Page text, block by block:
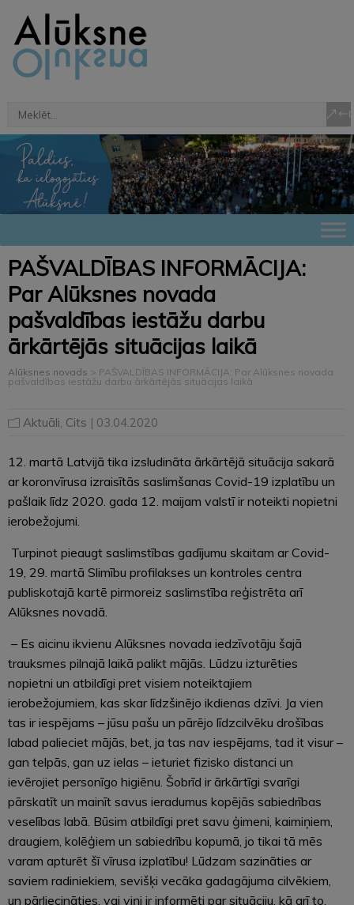
PAŠVALDĪBAS INFORMĀCIJA:
Par Alūksnes novada
pašvaldības iestāžu darbu
ārkārtējās situācijas laikā
Alūksnes novads > PAŠVALDĪBAS INFORMĀCIJA: Par Alūksnes novada
pašvaldības iestāžu darbu ārkārtējās situācijas laikā
Aktuāli Cits | 03.04.2020
12. martā Latvijā tika izsludināta ārkārtējā situācija sakarā
ar koronvīrusa izraisītās saslimšanas Covid-19 izplatību un
pašlaik līdz 2020. gada 12. maijam valstī ir noteikti nopietni
ierobežojumi.
Turpinot pieaugt saslimstības gadījumu skaitam ar Covid-
19, 29. martā Slimību profilakses un kontroles centra
publiskotajā kartē pirmoreiz saslimstība reģistrēta arī
Alūksnes novadā.
– Es aicinu ikvienu Alūksnes novada iedzīvotāju šajā
trauksmes pilnajā laikā palikt mājās. Lūdzu izturēties
nopietni un atbildīgi pret visiem noteiktajiem
ierobežojumiem, kas skar līdzšinējo ikdienas dzīvi. Ja vien
tas ir iespējams – jūsu pašu un pārējo līdzcilvēku drošības
labad palieciet mājās, bet, ja tas nav iespējams, tad it visur –
gan telpās, gan uz ielas – ieturiet fizisko distanci un
ievērojiet personīgo higiēnu. Šobrīd ir ārkārtīgi svarīgi
pārskatīt un mainīt savus ieradumus kopējās sabiedrības
veselības labā. Būsim atbildīgi pret savu ģimeni, kaimiņiem,
draugiem, kolēģiem un sabiedrību kopumā, jo tikai tā mēs
varam apturēt šī vīrusa izplatību! Lūdzam sazināties ar
saviem radiniekiem, sevišķi vecāka gadagājuma cilvēkiem,
un pārliecināties, vai viņi ir informēti par situāciju, kā arī to,